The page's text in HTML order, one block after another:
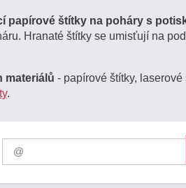
papírové štítky na poháry s
Hranaté štítky se umisťují na
materiálů - papírové štítky,
.
Pro
odběr
našich
novinek